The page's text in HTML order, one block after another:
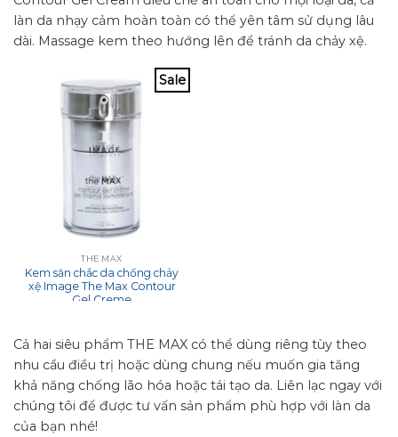
làn da nhạy cảm hoàn toàn có thể yên tâm sử dụng lâu
dài. Massage kem theo hướng lên để tránh da chảy xệ.
Sale
THE MAX
Kem săn chắc da chống chảy
xệ Image The Max Contour
Gel Creme
Cả hai siêu phẩm THE MAX có thể dùng riêng tùy theo
nhu cầu điều trị hoặc dùng chung nếu muốn gia tăng
khả năng chống lão hóa hoặc tái tạo da. Liên lạc ngay với
chúng tôi để được tư vấn sản phẩm phù hợp với làn da
của bạn nhé!